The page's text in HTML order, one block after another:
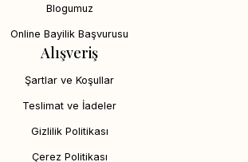
Blogumuz
Online Bayilik Başvurusu
Alışveriş
Şartlar ve Koşullar
Teslimat ve İadeler
Gizlilik Politikası
Çerez Politikası